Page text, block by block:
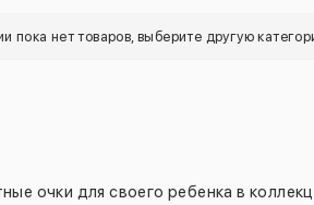
пока нет товаров, выберите другую
очки для своего ребенка в